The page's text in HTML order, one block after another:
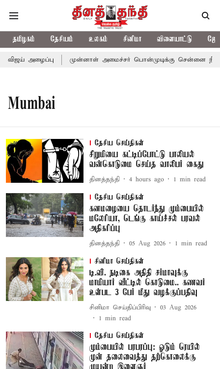
தமிழகம் தேசியம் உலகம் சினிமா விளையாட்டு
விஜய் அழைப்பு முன்னாள் அமைச்சர் பொன்முடிக்கு சென்னை
Mumbai
தேசிய செய்திகள்
சிறுமியை கட்டிப்போட்டு பாலியல்
வன்கொடுமை செய்த வாலிபர் கைது
தினத்தந்தி 4 hours ago 1 min read
தேசிய செய்திகள்
கனமழையை தொடர்ந்து மும்பையில்
மலேரியா, டெங்கு காய்ச்சல் பரவல்
அதிகரிப்பு
தினத்தந்தி 05 Aug 2026 1 min read
சினிமா செய்திகள்
டி.வி. நடிகை அதிதி சர்மாவுக்கு
மாமியார் வீட்டில் கொடுமை.. கணவர்
உள்பட 3 பேர் மீது வழக்குப்பதிவு
சினிமா செய்திப்பிரிவு
03 Aug 2026
1 min read
தேசிய செய்திகள்
மும்பையில் பரபரப்பு: ஓடும் ரெயில்
முன் தலைவைத்து தற்கொலைக்கு
முயன்ற இளைஞர்